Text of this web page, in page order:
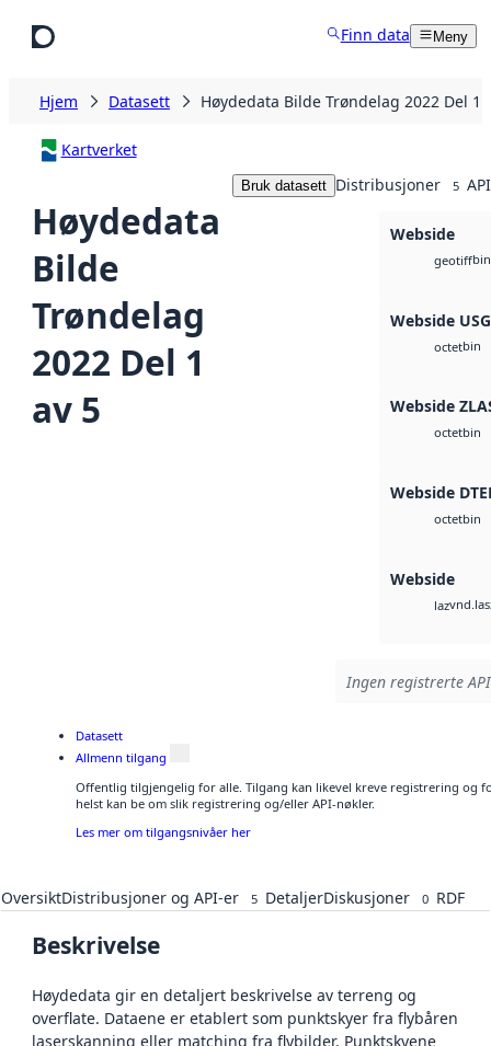
Finn data Meny
Hjem Datasett Høydedata Bilde Trøndelag 2022 Del 1
Kartverket
Høydedata
Bilde
Trøndelag
2022 Del 1
av 5
Bruk datasett Distribusjoner 5
Webside
geotiffbin
Webside
octetbin
Webside
octetbin
Webside
octetbin
Webside
laz
Ingen registrerte
Datasett
Allmenn tilgang
Offentlig tilgjengelig for alle. Tilgang kan likevel kreve registrering og
helst kan be om slik registrering og/eller API-nøkler.
Les mer om tilgangsnivåer her
OversiktDistribusjoner og API-er 5 DetaljerDiskusjoner 0 RDF
Beskrivelse
Høydedata gir en detaljert beskrivelse av terreng og
overflate. Dataene er etablert som punktskyer fra flybåren
laserskanning eller matching fra flybilder. Punktskyene